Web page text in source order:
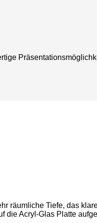
räumliche Tiefe, das
die Acryl-Glas Platte